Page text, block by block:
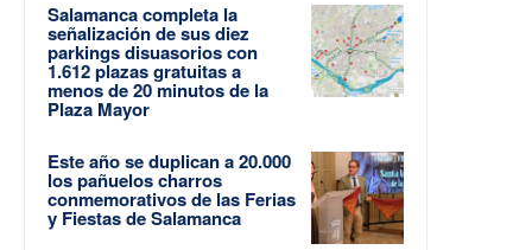
Salamanca completa la
señalización de sus diez
parkings disuasorios con
1.612 plazas gratuitas a
menos de 20 minutos de la
Plaza Mayor
Este año se duplican a 20.000
los pañuelos charros
conmemorativos de las Ferias
y Fiestas de Salamanca